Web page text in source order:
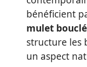
bénéficient
mulet
structure les
un aspect